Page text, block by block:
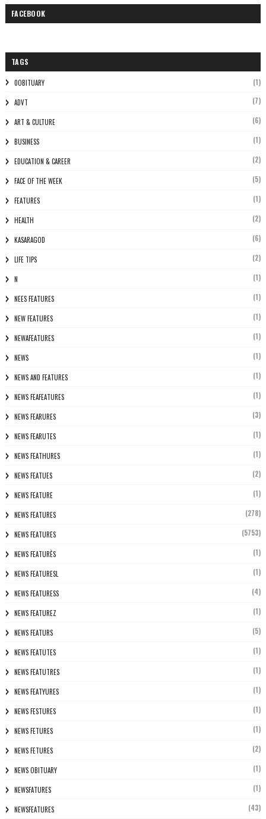
FACEBOOK
TAGS
0OBITUARY (1)
ADVT (7)
ART & CULTURE (6)
BUSINESS (1)
EDUCATION & CAREER (2)
FACE OF THE WEEK (5)
FEATURES (1)
HEALTH (2)
KASARAGOD (6)
LIFE TIPS (2)
N (1)
NEES FEATURES (1)
NEW FEATURES (1)
NEWAFEATURES (1)
NEWS (1)
NEWS AND FEATURES (1)
NEWS FEAFEATURES (1)
NEWS FEARURES (3)
NEWS FEARUTES (1)
NEWS FEATHURES (1)
NEWS FEATUES (2)
NEWS FEATURE (1)
NEWS FEATURES (278)
NEWS FEATURES (5753)
NEWS FEATURÈS (1)
NEWS FEATURESL (1)
NEWS FEATURESS (4)
NEWS FEATUREZ (1)
NEWS FEATURS (5)
NEWS FEATUTES (1)
NEWS FEATUTRES (1)
NEWS FEATYURES (1)
NEWS FESTURES (1)
NEWS FETURES (1)
NEWS FETURES (2)
NEWS OBITUARY (1)
NEWSFATURES (1)
NEWSFEATURES (43)